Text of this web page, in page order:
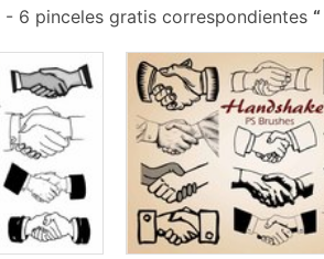
- 6 pinceles gratis correspondientes